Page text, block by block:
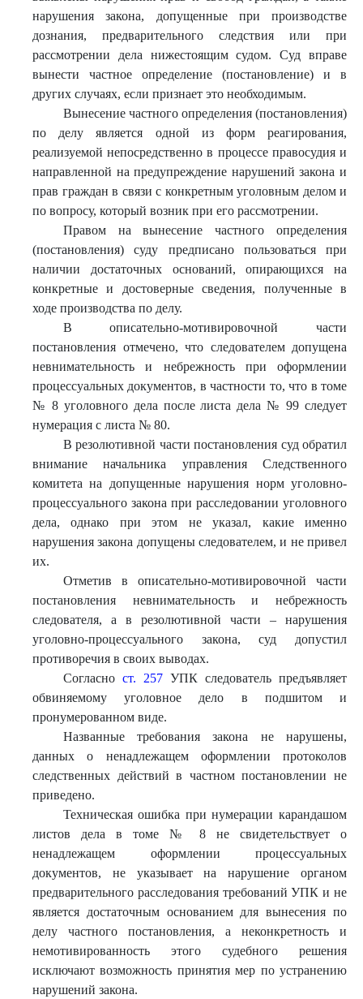
нарушения закона, допущенные при производстве
дознания, предварительного следствия или при
рассмотрении дела нижестоящим судом. Суд вправе
вынести частное определение (постановление) и в
других случаях, если признает это необходимым.
Вынесение частного определения (постановления)
по делу является одной из форм реагирования,
реализуемой непосредственно в процессе правосудия и
направленной на предупреждение нарушений закона и
прав граждан в связи с конкретным уголовным делом и
по вопросу, который возник при его рассмотрении.
Правом на вынесение частного определения
(постановления) суду предписано пользоваться при
наличии достаточных оснований, опирающихся на
конкретные и достоверные сведения, полученные в
ходе производства по делу.
В описательно-мотивировочной части
постановления отмечено, что следователем допущена
невнимательность и небрежность при оформлении
процессуальных документов, в частности то, что в томе
№ 8 уголовного дела после листа дела № 99 следует
нумерация с листа № 80.
В резолютивной части постановления суд обратил
внимание начальника управления Следственного
комитета на допущенные нарушения норм уголовно-
процессуального закона при расследовании уголовного
дела, однако при этом не указал, какие именно
нарушения закона допущены следователем, и не привел
их.
Отметив в описательно-мотивировочной части
постановления невнимательность и небрежность
следователя, а в резолютивной части – нарушения
уголовно-процессуального закона, суд допустил
противоречия в своих выводах.
Согласно ст. 257УПК следователь предъявляет
обвиняемому уголовное дело в подшитом и
пронумерованном виде.
Названные требования закона не нарушены,
данных о ненадлежащем оформлении протоколов
следственных действий в частном постановлении не
приведено.
Техническая ошибка при нумерации карандашом
листов дела в томе № 8 не свидетельствует о
ненадлежащем оформлении процессуальных
документов, не указывает на нарушение органом
предварительного расследования требований УПК и не
является достаточным основанием для вынесения по
делу частного постановления, а неконкретность и
немотивированность этого судебного решения
исключают возможность принятия мер по устранению
нарушений закона.